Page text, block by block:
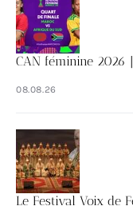
CAN féminine 2026 |
08.08.26
Le Festival Voix de